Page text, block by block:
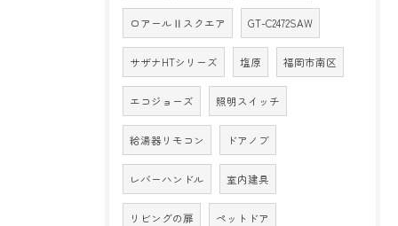
ロアールⅡスクエア GT-C2472SAW
サザナHTシリーズ 塩原 福岡市南区
エコジョーズ 照明スイッチ
給湯器リモコン ドアノブ
レバーハンドル 室内建具
リビングの扉 ペットドア